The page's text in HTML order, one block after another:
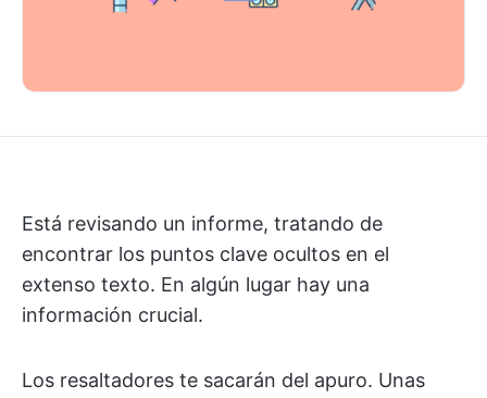
Está revisando un informe, tratando de
encontrar los puntos clave ocultos en el
extenso texto. En algún lugar hay una
información crucial.
Los resaltadores te sacarán del apuro. Unas